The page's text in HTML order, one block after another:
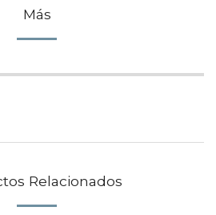
Más
Relacionados